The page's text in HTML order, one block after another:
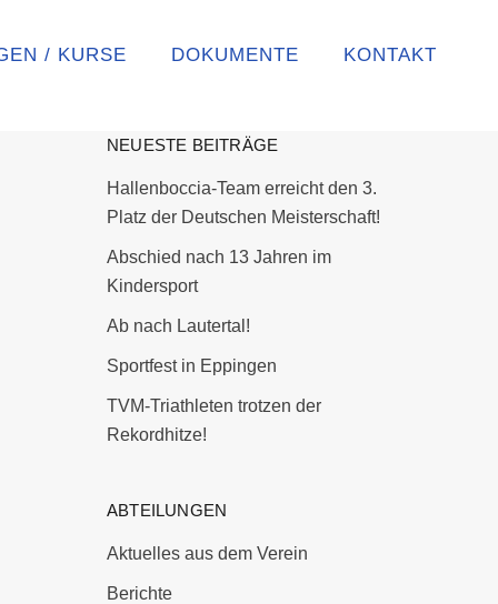
/ KURSE DOKUMENTE KONTAKT
NEUESTE BEITRÄGE
Hallenboccia-Team erreicht den 3.
Platz der Deutschen Meisterschaft!
Abschied nach 13 Jahren im
Kindersport
Ab nach Lautertal!
Sportfest in Eppingen
TVM-Triathleten trotzen der
Rekordhitze!
ABTEILUNGEN
Aktuelles aus dem Verein
Berichte